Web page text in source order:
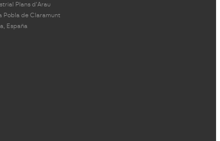
Plans d'Arau
Pobla de Claramunt
España